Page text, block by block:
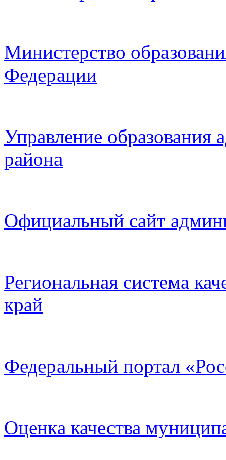
Министерство
Федерации
Управление образования
района
Официальный сайт
Региональная система
край
Федеральный портал
Оценка качества